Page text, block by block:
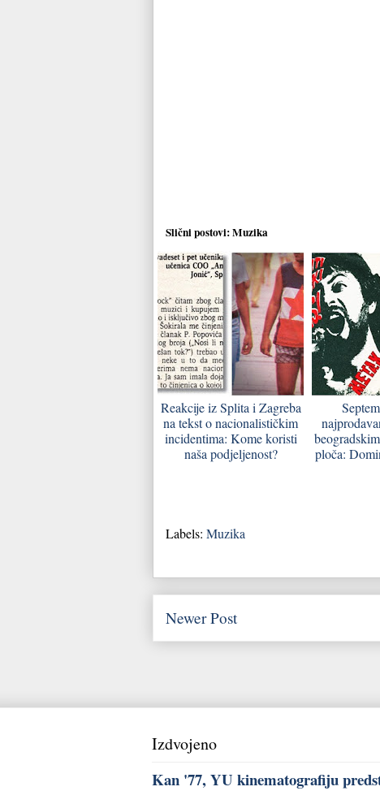
Slični postovi:Muzika
Reakcije iz Splita i Zagreba
na tekst o nacionalističkim
incidentima: Kome koristi
naša podjeljenost?
ploča:
Labels: Muzika
Newer Post
Izdvojeno
Kan '77, YU kinematografiju